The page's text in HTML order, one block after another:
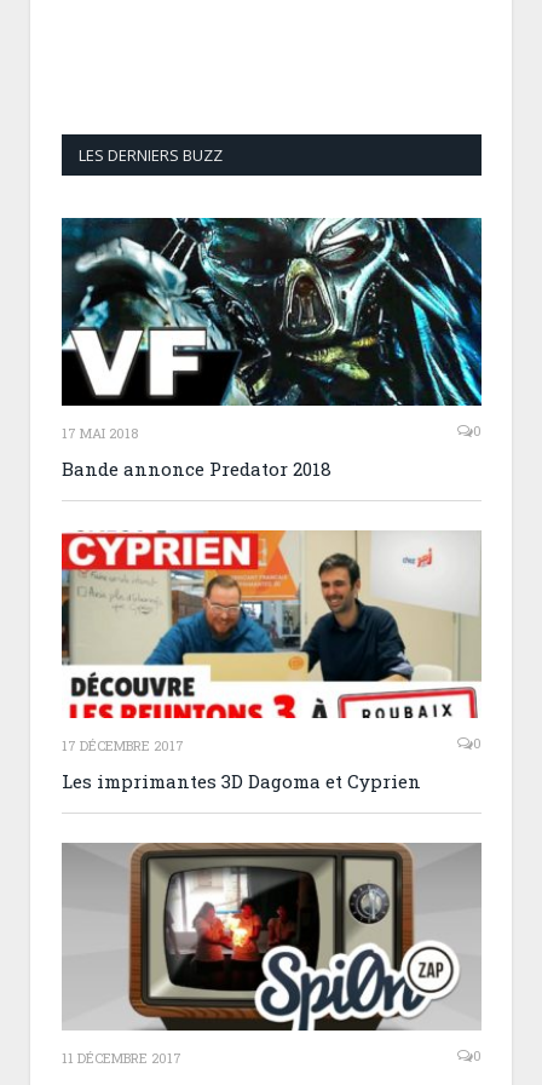
LES DERNIERS BUZZ
17 MAI 2018 0
Bande annonce Predator 2018
17 DÉCEMBRE 2017 0
Les imprimantes 3D Dagoma et Cyprien
11 DÉCEMBRE 2017 0